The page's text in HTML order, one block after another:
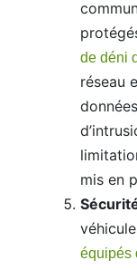
de déni
réseau
mis en
équipés